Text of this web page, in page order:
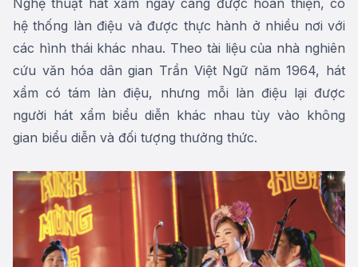
hệ thống làn điệu và được thực hành ở nhiều nơi với
các hình thái khác nhau. Theo tài liệu của nhà nghiên
cứu văn hóa dân gian Trần Việt Ngữ năm 1964, hát
xẩm có tám làn điệu, nhưng mỗi làn điệu lại được
người hát xẩm biểu diễn khác nhau tùy vào không
gian biểu diễn và đối tượng thưởng thức.